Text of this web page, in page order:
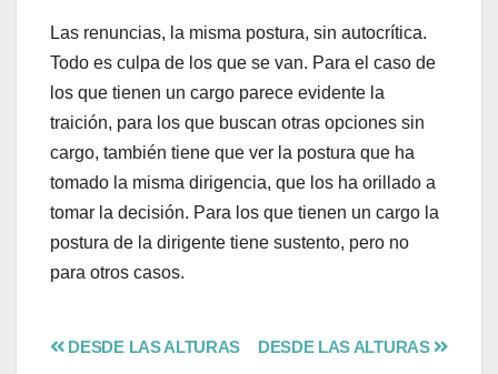
Las renuncias, la misma postura, sin autocrítica.
Todo es culpa de los que se van. Para el caso de
los que tienen un cargo parece evidente la
traición, para los que buscan otras opciones sin
cargo, también tiene que ver la postura que ha
tomado la misma dirigencia, que los ha orillado a
tomar la decisión. Para los que tienen un cargo la
postura de la dirigente tiene sustento, pero no
para otros casos.
DESDE LAS ALTURAS
DESDE LAS ALTURAS